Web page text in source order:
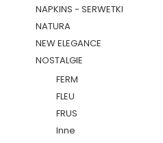
NAPKINS - SERWETKI
NATURA
NEW ELEGANCE
NOSTALGIE
FERM
FLEU
FRUS
Inne